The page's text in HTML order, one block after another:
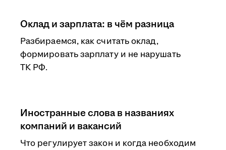
Оклад и зарплата: в чём разница
Разбираемся, как считать оклад,
формировать зарплату и не нарушать
ТК РФ.
Иностранные слова в названиях
компаний и вакансий
Что регулирует закон и когда необходим